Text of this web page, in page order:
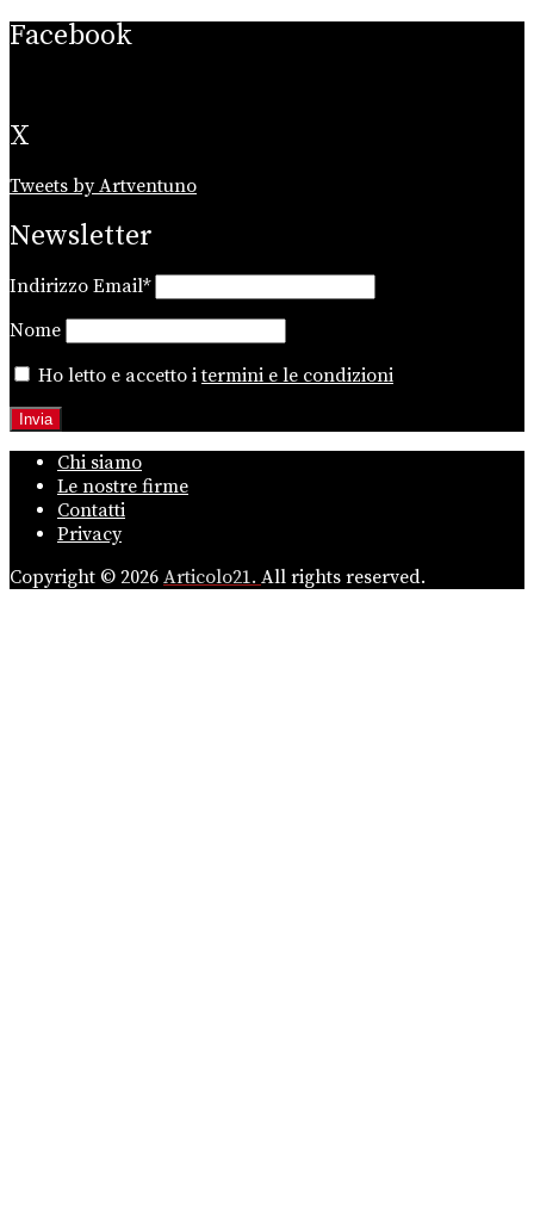
Facebook
X
Tweets by Artventuno
Newsletter
Indirizzo Email*
Nome
Ho letto e accetto itermini e le condizioni
Chi siamo
Le nostre firme
Contatti
Privacy
Copyright © 2026 Articolo21. All rights reserved.